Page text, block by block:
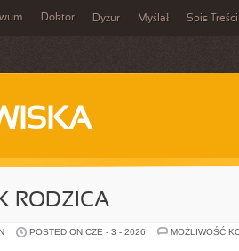
Doktor Dyżur Myślał Spis Treści
RODZICA
POSTED ON CZE - 3 - 2026
MOŻLIWOŚĆ